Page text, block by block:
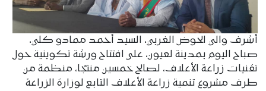
أشرف والي الحوض الغربي، السيد أحمد ممادو كلي،
صباح اليوم بمدينة لعيون، على افتتاح ورشة تكوينية حول
تقنيات زراعة الأعلاف، لصالح خمسين منتجًا، منظمة من
طرف مشروع تنمية زراعة الأعلاف التابع لوزارة الزراعة